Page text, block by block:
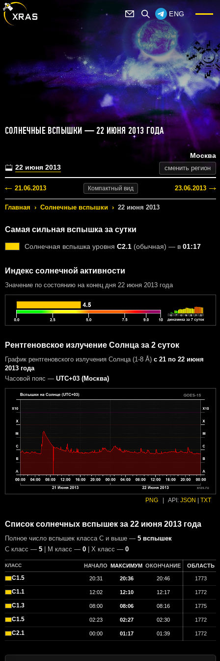
ENG
СОЛНЕЧНЫЕ ВСПЫШКИ — 22 ИЮНЯ 2013 ГОДА
22 июня 2013
Москва
сменить регион
21.06.2013 Компактный вид 23.06.2013
Главная › Солнечные вспышки › 22 июня 2013
Самая сильная вспышка за сутки
Солнечная вспышка уровня C2.1 (обычная) — в 01:17
Индекс солнечной активности
Значение по состоянию на конец дня 22 июня 2013 года
Рентгеновское излучение Солнца за 2 суток
График рентгеновского излучения Солнца (1-8 Å) с 21 по 22 июня
2013 года
Часовой пояс — UTC+03 (Москва)
PNG API: JSON TXT
Список солнечных вспышек за 22 июня 2013 года
Полное число вспышек класса C и выше — 5 вспышек
С класс — 5 | М класс — 0 | X класс — 0
КЛАСС НАЧАЛО МАКСИМУМ ОКОНЧАНИЕ ОБЛАСТЬ
C1.5 20:31 20:36 20:46 1773
C1.1 12:02 12:10 12:17 1772
C1.3 08:00 08:06 08:16 1775
C1.5 02:23 02:27 02:30 1772
C2.1 00:00 01:17 01:39 1772